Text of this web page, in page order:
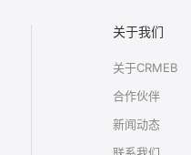
关于我们
关于CRMEB
合作伙伴
新闻动态